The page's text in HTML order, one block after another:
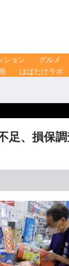
ション グルメ
はばたけラボ
足、損保